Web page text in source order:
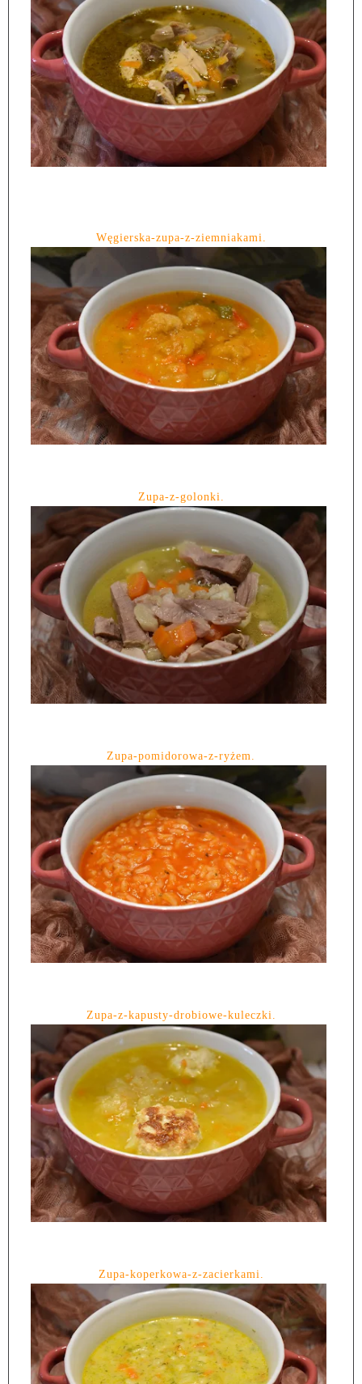
Węgierska-zupa-z-ziemniakami.
Zupa-z-golonki.
Zupa-pomidorowa-z-ryżem.
Zupa-z-kapusty-drobiowe-kuleczki.
Zupa-koperkowa-z-zacierkami.